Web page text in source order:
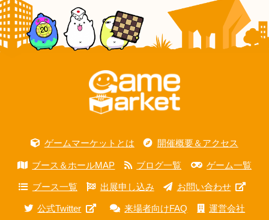
ゲームマーケットとは 開催概要＆アクセス
ブース＆ホールMAP ブログ一覧 ゲーム一覧
ブース一覧 出展申し込み お問い合わせ
公式Twitter 来場者向けFAQ 運営会社